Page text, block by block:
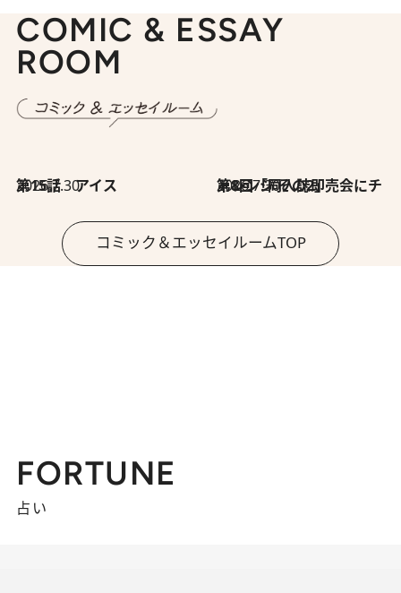
COMIC & ESSAY
ROOM
2026.7.30
第15話 アイス 2026.7.30
第8回「同人誌即売会にチャレンジ その2」
コミック＆エッセイルームTOP
FORTUNE
占い